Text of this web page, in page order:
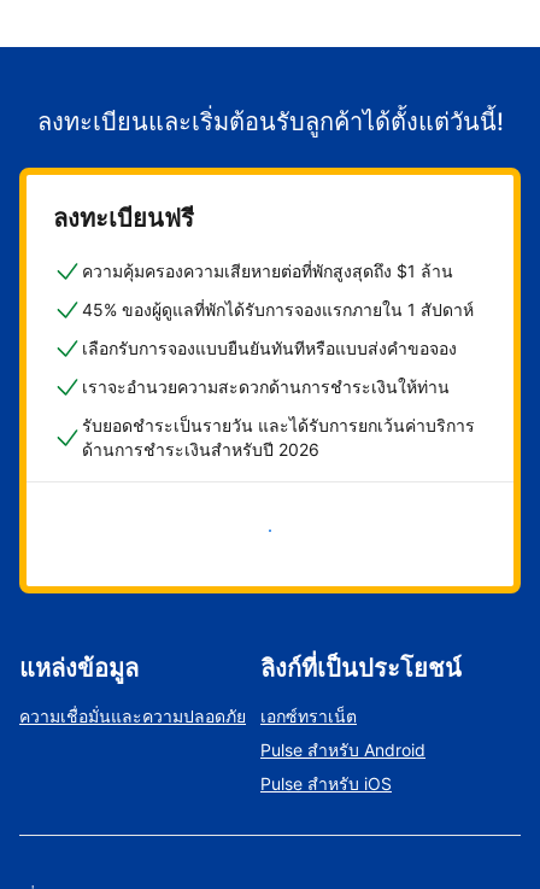
ลงทะเบียนและเริ่มต้อนรับลูกค้าได้ตั้งแต่วันนี้!
ลงทะเบียนฟรี
ความคุ้มครองความเสียหายต่อที่พักสูงสุดถึง $1 ล้าน
45% ของผู้ดูแลที่พักได้รับการจองแรกภายใน 1 สัปดาห์
เลือกรับการจองแบบยืนยันทันทีหรือแบบส่งคำขอจอง
เราจะอำนวยความสะดวกด้านการชำระเงินให้ท่าน
รับยอดชำระเป็นรายวัน และได้รับการยกเว้นค่าบริการ
ด้านการชำระเงินสำหรับปี 2026
เริ่มดำเนินการเลย
แหล่งข้อมูล
ความเชื่อมั่นและความปลอดภัย
ลิงก์ที่เป็นประโยชน์
เอกซ์ทราเน็ต
Pulse สำหรับ Android
Pulse สำหรับ iOS